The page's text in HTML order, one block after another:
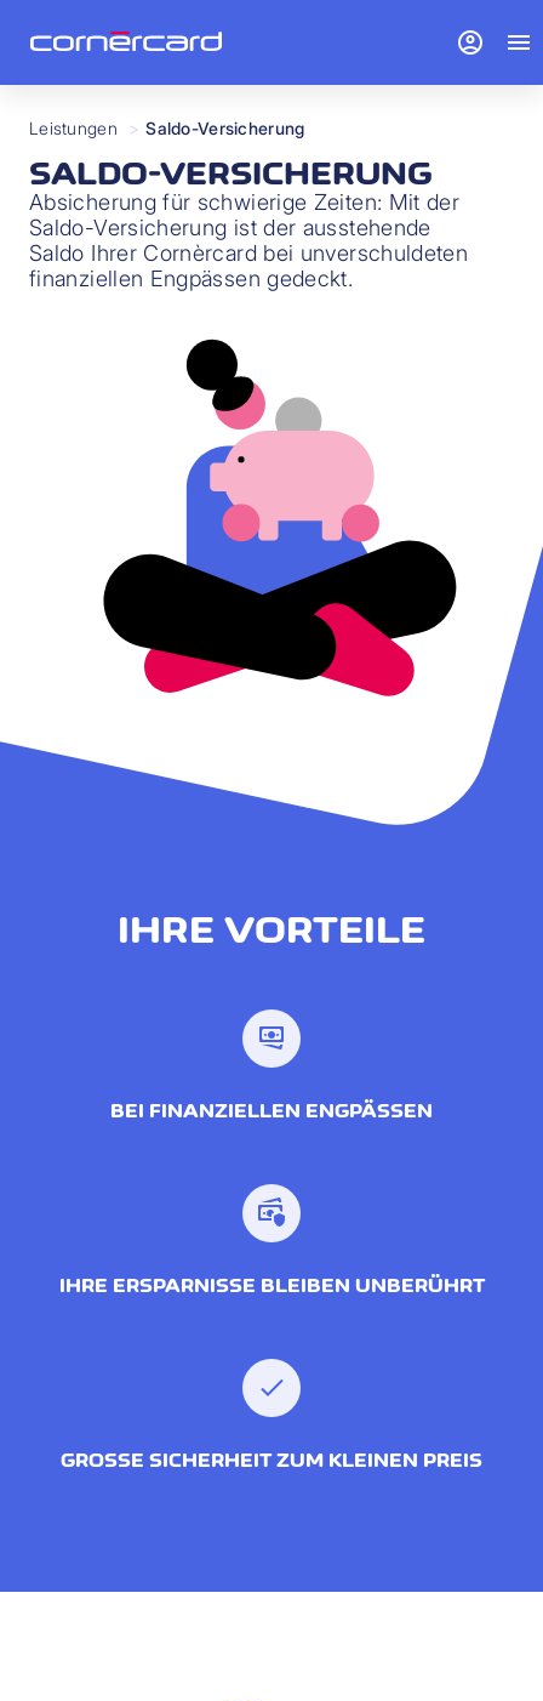
Leistungen > Saldo-Versicherung
SALDO-VERSICHERUNG
Absicherung für schwierige Zeiten: Mit der
Saldo-Versicherung ist der ausstehende
Saldo Ihrer Cornèrcard bei unverschuldeten
finanziellen Engpässen gedeckt.
IHRE VORTEILE
BEI FINANZIELLEN ENGPÄSSEN
IHRE ERSPARNISSE BLEIBEN UNBERÜHRT
GROSSE SICHERHEIT ZUM KLEINEN PREIS
account_circle menu